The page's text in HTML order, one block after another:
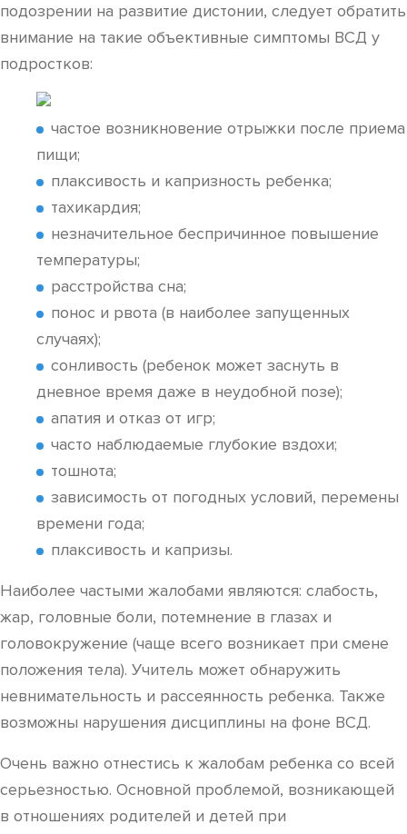
подозрении на развитие дистонии, следует обратить
внимание на такие объективные симптомы ВСД у
подростков:
частое возникновение отрыжки после приема
пищи;
плаксивость и капризность ребенка;
тахикардия;
незначительное беспричинное повышение
температуры;
расстройства сна;
понос и рвота (в наиболее запущенных
случаях);
сонливость (ребенок может заснуть в
дневное время даже в неудобной позе);
апатия и отказ от игр;
часто наблюдаемые глубокие вздохи;
тошнота;
зависимость от погодных условий, перемены
времени года;
плаксивость и капризы.
Наиболее частыми жалобами являются: слабость,
жар, головные боли, потемнение в глазах и
головокружение (чаще всего возникает при смене
положения тела). Учитель может обнаружить
невнимательность и рассеянность ребенка. Также
возможны нарушения дисциплины на фоне ВСД.
Очень важно отнестись к жалобам ребенка со всей
серьезностью. Основной проблемой, возникающей
в отношениях родителей и детей при